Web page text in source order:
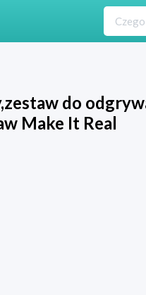
do
Make It Real